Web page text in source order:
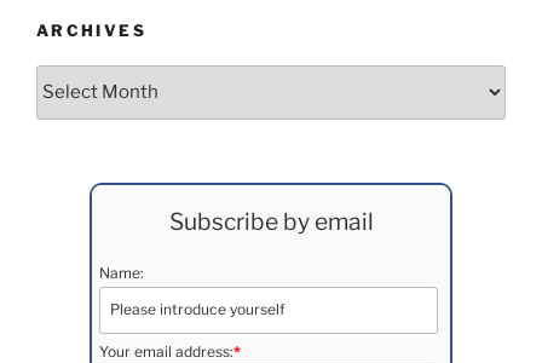
ARCHIVES
Archives
Subscribe by email
Name:
Your email address:*